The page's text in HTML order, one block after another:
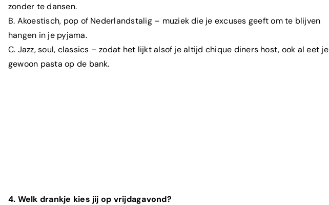
zonder te dansen.
B. Akoestisch, pop of Nederlandstalig – muziek die je excuses geeft om te blijven
hangen in je pyjama.
C. Jazz, soul, classics – zodat het lijkt alsof je altijd chique diners host, ook al eet je
gewoon pasta op de bank.
4. Welk drankje kies jij op vrijdagavond?